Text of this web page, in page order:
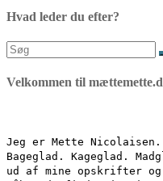
Hvad leder du efter?
Søg
efter:
Velkommen til
Jeg er Mette
Bageglad. Kageglad.
ud af mine opskrifter